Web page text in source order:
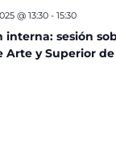
interna: sesión
Arte y Superior
@ 13:30- 15:30